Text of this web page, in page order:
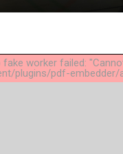
fake worker failed:
plugins/pdf-embedder/